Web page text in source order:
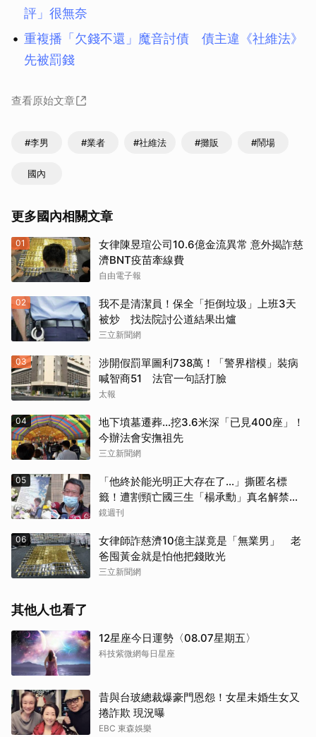
評」很無奈
重複播「欠錢不還」魔音討債 債主違《社維法》
先被罰錢
查看原始文章
#李男 #業者 #社維法 #攤販 #鬧場
國內
更多國內相關文章
01
女律陳昱瑄公司10.6億金流異常 意外揭詐慈
濟BNT疫苗牽線費
自由電子報
02
我不是清潔員！保全「拒倒垃圾」上班3天
被炒 找法院討公道結果出爐
三立新聞網
03
涉開假罰單圖利738萬！「警界楷模」裝病
喊智商51 法官一句話打臉
太報
04
地下墳墓遷葬…挖3.6米深「已見400座」！
今辦法會安撫祖先
三立新聞網
05
「他終於能光明正大存在了...」撕匿名標
籤！遭割頸亡國三生「楊承勳」真名解禁
乾妹法庭抗辯引眾怒
鏡週刊
06
女律師詐慈濟10億主謀竟是「無業男」 老
爸囤黃金就是怕他把錢敗光
三立新聞網
其他人也看了
12星座今日運勢〈08.07星期五〉
科技紫微網每日星座
昔與台玻總裁爆豪門恩怨！女星未婚生女又
捲詐欺 現況曝
EBC 東森娛樂